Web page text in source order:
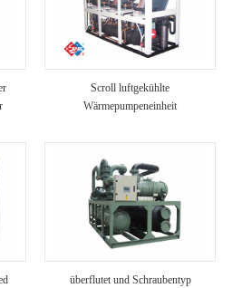
Scroll luftgekühlte
Wärmepumpeneinheit
überflutet und Schraubentyp